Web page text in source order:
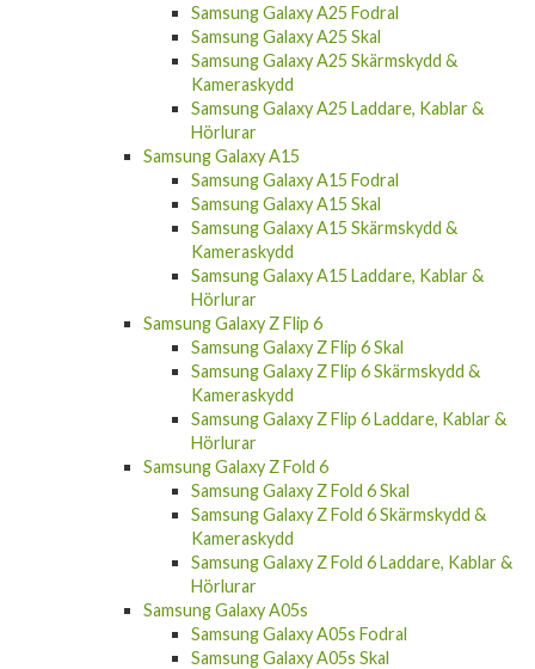
Samsung Galaxy A25 Skal
Samsung Galaxy A25 Skärmskydd &
Kameraskydd
Samsung Galaxy A25 Laddare, Kablar &
Hörlurar
Samsung Galaxy A15
Samsung Galaxy A15 Fodral
Samsung Galaxy A15 Skal
Samsung Galaxy A15 Skärmskydd &
Kameraskydd
Samsung Galaxy A15 Laddare, Kablar &
Hörlurar
Samsung Galaxy Z Flip 6
Samsung Galaxy Z Flip 6 Skal
Samsung Galaxy Z Flip 6 Skärmskydd &
Kameraskydd
Samsung Galaxy Z Flip 6 Laddare, Kablar &
Hörlurar
Samsung Galaxy Z Fold 6
Samsung Galaxy Z Fold 6 Skal
Samsung Galaxy Z Fold 6 Skärmskydd &
Kameraskydd
Samsung Galaxy Z Fold 6 Laddare, Kablar &
Hörlurar
Samsung Galaxy A05s
Samsung Galaxy A05s Fodral
Samsung Galaxy A05s Skal
Samsung Galaxy A05s Laddare, Kablar &